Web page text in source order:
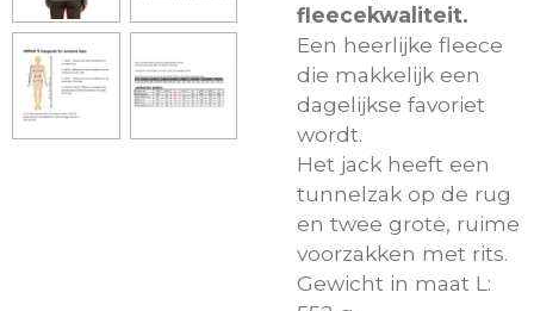
fleecekwaliteit.
Een heerlijke fleece
die makkelijk een
dagelijkse favoriet
wordt.
Het jack heeft een
tunnelzak op de rug
en twee grote, ruime
voorzakken met rits.
Gewicht in maat L: